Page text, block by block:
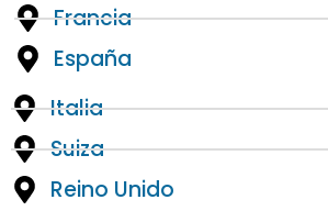
Francia
España
Italia
Suiza
Reino Unido